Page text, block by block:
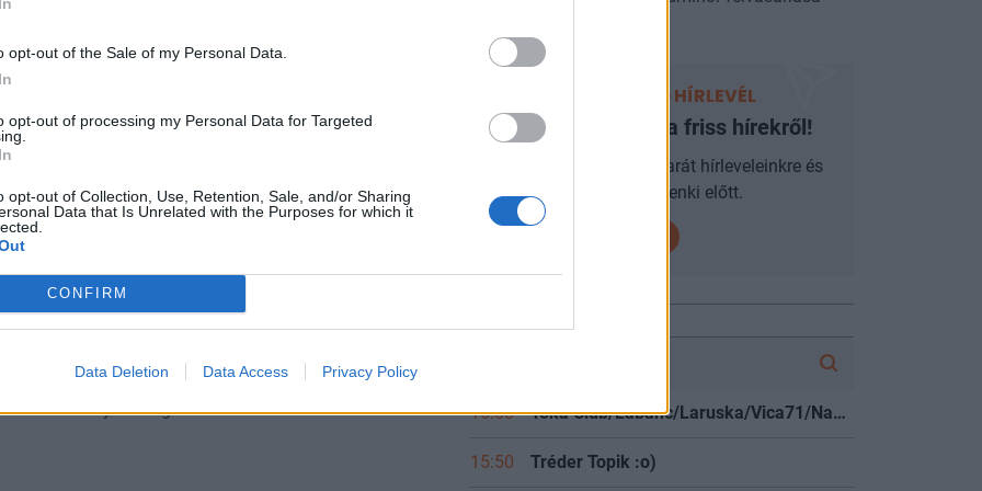
opt-out of the Sale of my Personal Data.
opt-out of processing my Personal Data for Targeted
opt-out of Collection, Use, Retention, Sale, and/or Sharing
Data that Is Unrelated with the Purposes for which it
CONFIRM
Data Deletion Data Access Privacy Policy
hibát véthettek.
SIGNATURE
a profik szerint ezt a magyar részvényt
megvenni!
ugrás jöhet.
figyelmeztet, felfoghatatlan összegű
miatt
komoly összeget számolt ki a hőhullámok okozta
PORTFOLIO HÍRLEVÉL
Ne maradjon le a friss hírekről!
Iratkozzon fel mobilbarát hírleveleinkre és
járjon mindenki előtt.
15:50 Toka Club/Labanc/Laruska/Vica71/Nacky/Bpali/Oldrider/Josefernando/Mcbull/Kawaszabi
15:50 Tréder Topik :o)